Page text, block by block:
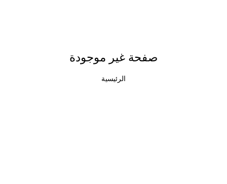
صفحة غير موجودة
الرئيسية